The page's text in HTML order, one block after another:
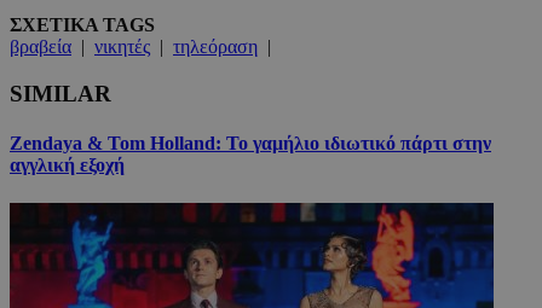
ΣΧΕΤΙΚΑ TAGS
βραβεία | νικητές | τηλεόραση |
SIMILAR
Zendaya & Tom Holland: Το γαμήλιο ιδιωτικό πάρτι στην
αγγλική εξοχή